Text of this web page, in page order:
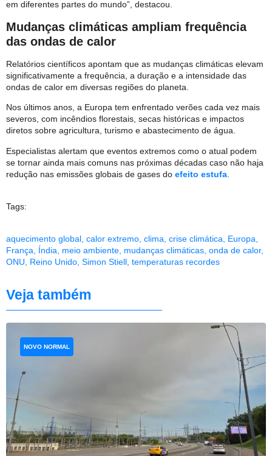
em diferentes partes do mundo”, destacou.
Mudanças climáticas ampliam frequência
das ondas de calor
Relatórios científicos apontam que as mudanças climáticas elevam
significativamente a frequência, a duração e a intensidade das
ondas de calor em diversas regiões do planeta.
Nos últimos anos, a Europa tem enfrentado verões cada vez mais
severos, com incêndios florestais, secas históricas e impactos
diretos sobre agricultura, turismo e abastecimento de água.
Especialistas alertam que eventos extremos como o atual podem
se tornar ainda mais comuns nas próximas décadas caso não haja
redução nas emissões globais de gases do efeito estufa
Tags:
aquecimento global, calor extremo, clima, crise climática, Europa,
França, Índia, meio ambiente, mudanças climáticas, onda de calor,
ONU, Reino Unido, Simon Stiell, temperaturas recordes
Veja também
NOVO NORMAL